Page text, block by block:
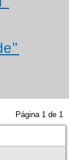
Página 1 de 1